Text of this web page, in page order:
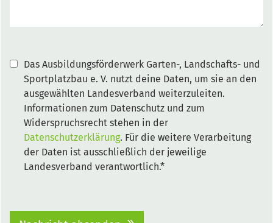
Das Ausbildungsförderwerk Garten-, Landschafts- und
Sportplatzbau e. V. nutzt deine Daten, um sie an den
ausgewählten Landesverband weiterzuleiten.
Informationen zum Datenschutz und zum
Widerspruchsrecht stehen in der
Datenschutzerklärung. Für die weitere Verarbeitung
der Daten ist ausschließlich der jeweilige
Landesverband verantwortlich.*